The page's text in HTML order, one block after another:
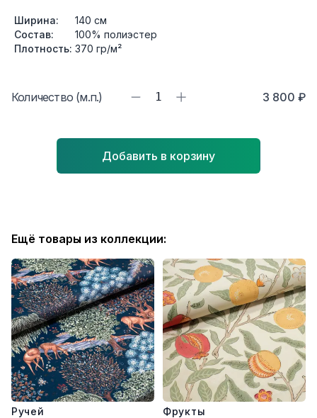
Ширина: 140 см
Состав:
100% полиэстер
Плотность: 370 гр/м²
Количество (м.п.) 1 3 800 ₽
Добавить в корзину
Ещё товары из коллекции:
Ручей
Фрукты